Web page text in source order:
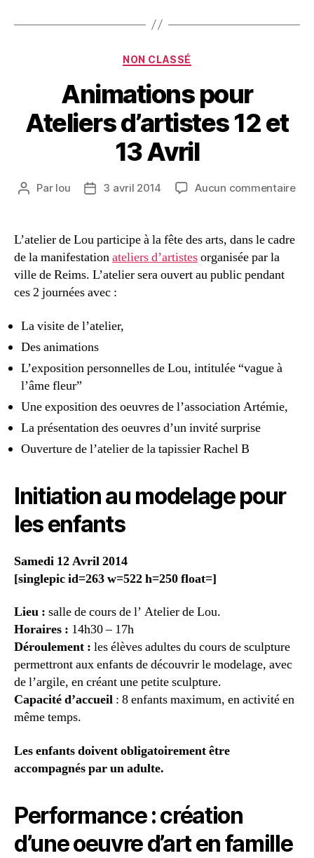
NON CLASSÉ
Animations pour
Ateliers d’artistes 12 et
13 Avril
Par lou 3 avril 2014 Aucun commentaire
L’atelier de Lou participe à la fête des arts, dans le cadre
de la manifestationateliers d’artistesorganisée par la
ville de Reims. L’atelier sera ouvert au public pendant
ces 2 journées avec :
La visite de l’atelier,
Des animations
L’exposition personnelles de Lou, intitulée “vague à
l’âme fleur”
Une exposition des oeuvres de l’association Artémie,
La présentation des oeuvres d’un invité surprise
Ouverture de l’atelier de la tapissier Rachel B
Initiation au modelage pour
les enfants
Samedi 12 Avril 2014
[singlepic id=263 w=522 h=250 float=]
Lieu : salle de cours de l’ Atelier de Lou.
Horaires : 14h30 – 17h
Déroulement : les élèves adultes du cours de sculpture
permettront aux enfants de découvrir le modelage, avec
de l’argile, en créant une petite sculpture.
Capacité d’accueil : 8 enfants maximum, en activité en
même temps.
Les enfants doivent obligatoirement être
accompagnés par un adulte.
Performance : création
d’une oeuvre d’art en famille